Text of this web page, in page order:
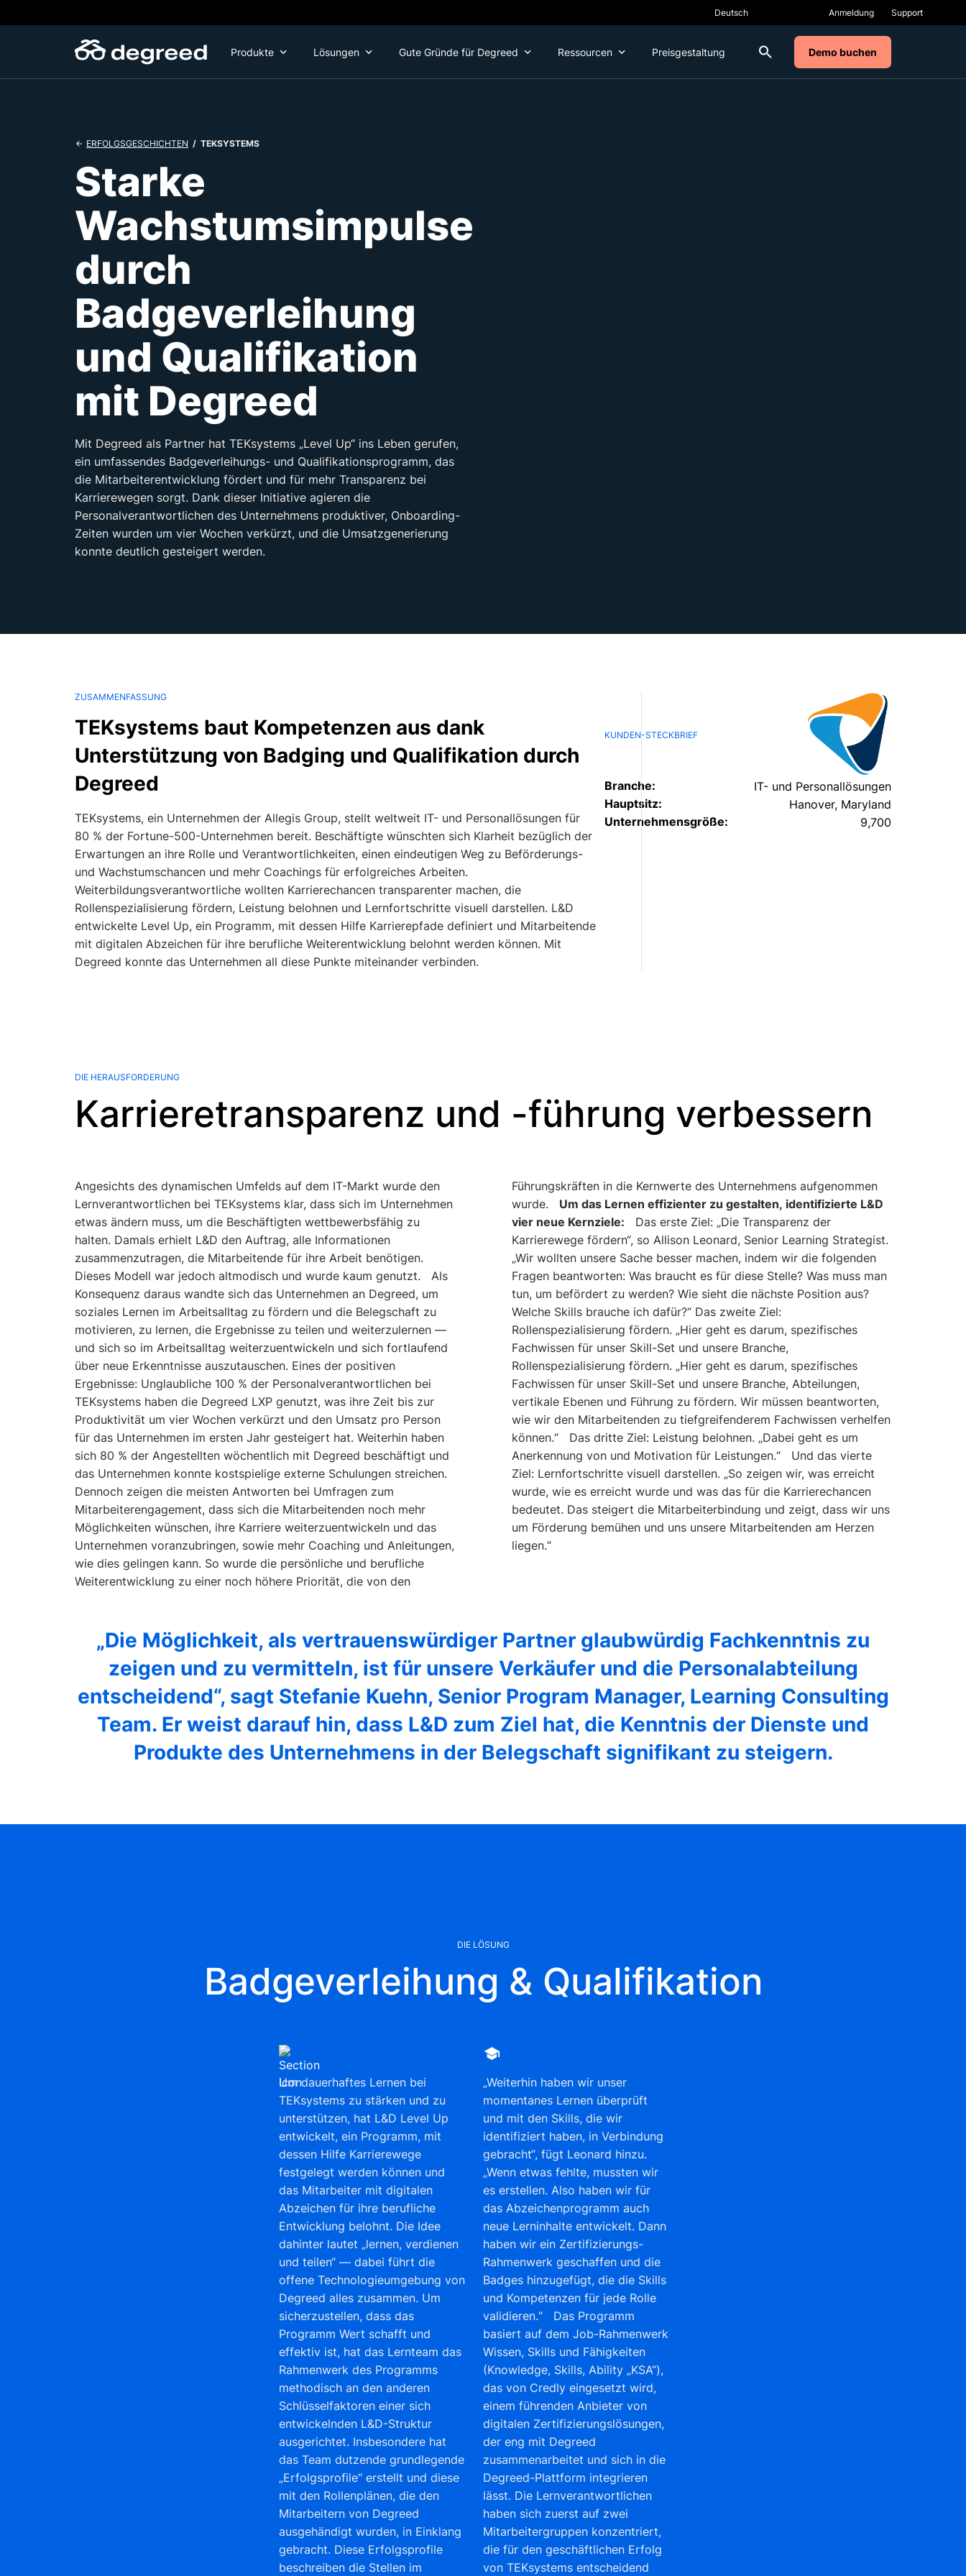
Inhalt
Anmeldung Support
Produkte Lösungen Gute Gründe für Degreed Ressourcen Preisgestaltung Demo buchen
ERFOLGSGESCHICHTEN / TEKSYSTEMS
Starke
Wachstumsimpulse
durch
Badgeverleihung
und Qualifikation
mit Degreed
Mit Degreed als Partner hat TEKsystems „Level Up“ ins Leben gerufen,
ein umfassendes Badgeverleihungs- und Qualifikationsprogramm, das
die Mitarbeiterentwicklung fördert und für mehr Transparenz bei
Karrierewegen sorgt. Dank dieser Initiative agieren die
Personalverantwortlichen des Unternehmens produktiver, Onboarding-
Zeiten wurden um vier Wochen verkürzt, und die Umsatzgenerierung
konnte deutlich gesteigert werden.
ZUSAMMENFASSUNG
TEKsystems baut Kompetenzen aus dank
Unterstützung von Badging und Qualifikation durch
Degreed
TEKsystems, ein Unternehmen der Allegis Group, stellt weltweit IT- und Personallösungen für
80 % der Fortune-500-Unternehmen bereit. Beschäftigte wünschten sich Klarheit bezüglich der
Erwartungen an ihre Rolle und Verantwortlichkeiten, einen eindeutigen Weg zu Beförderungs-
und Wachstumschancen und mehr Coachings für erfolgreiches Arbeiten.
Weiterbildungsverantwortliche wollten Karrierechancen transparenter machen, die
Rollenspezialisierung fördern, Leistung belohnen und Lernfortschritte visuell darstellen. L&D
entwickelte Level Up, ein Programm, mit dessen Hilfe Karrierepfade definiert und Mitarbeitende
mit digitalen Abzeichen für ihre berufliche Weiterentwicklung belohnt werden können. Mit
Degreed konnte das Unternehmen all diese Punkte miteinander verbinden.
KUNDEN-STECKBRIEF
Branche:
IT- und Personallösungen
Hauptsitz:
Hanover, Maryland
Unternehmensgröße:
9,700
DIE HERAUSFORDERUNG
Karrieretransparenz und -führung verbessern
Angesichts des dynamischen Umfelds auf dem IT-Markt wurde den
Lernverantwortlichen bei TEKsystems klar, dass sich im Unternehmen
etwas ändern muss, um die Beschäftigten wettbewerbsfähig zu
halten. Damals erhielt L&D den Auftrag, alle Informationen
zusammenzutragen, die Mitarbeitende für ihre Arbeit benötigen.
Dieses Modell war jedoch altmodisch und wurde kaum genutzt. Als
Konsequenz daraus wandte sich das Unternehmen an Degreed, um
soziales Lernen im Arbeitsalltag zu fördern und die Belegschaft zu
motivieren, zu lernen, die Ergebnisse zu teilen und weiterzulernen —
und sich so im Arbeitsalltag weiterzuentwickeln und sich fortlaufend
über neue Erkenntnisse auszutauschen. Eines der positiven
Ergebnisse: Unglaubliche 100 % der Personalverantwortlichen bei
TEKsystems haben die Degreed LXP genutzt, was ihre Zeit bis zur
Produktivität um vier Wochen verkürzt und den Umsatz pro Person
für das Unternehmen im ersten Jahr gesteigert hat. Weiterhin haben
sich 80 % der Angestellten wöchentlich mit Degreed beschäftigt und
das Unternehmen konnte kostspielige externe Schulungen streichen.
Dennoch zeigen die meisten Antworten bei Umfragen zum
Mitarbeiterengagement, dass sich die Mitarbeitenden noch mehr
Möglichkeiten wünschen, ihre Karriere weiterzuentwickeln und das
Unternehmen voranzubringen, sowie mehr Coaching und Anleitungen,
wie dies gelingen kann. So wurde die persönliche und berufliche
Weiterentwicklung zu einer noch höhere Priorität, die von den
Führungskräften in die Kernwerte des Unternehmens aufgenommen
wurde. Um das Lernen effizienter zu gestalten, identifizierte L&D
vier neue Kernziele: Das erste Ziel: „Die Transparenz der
Karrierewege fördern“, so Allison Leonard, Senior Learning Strategist.
„Wir wollten unsere Sache besser machen, indem wir die folgenden
Fragen beantworten: Was braucht es für diese Stelle? Was muss man
tun, um befördert zu werden? Wie sieht die nächste Position aus?
Welche Skills brauche ich dafür?“ Das zweite Ziel:
Rollenspezialisierung fördern. „Hier geht es darum, spezifisches
Fachwissen für unser Skill-Set und unsere Branche,
Rollenspezialisierung fördern. „Hier geht es darum, spezifisches
Fachwissen für unser Skill-Set und unsere Branche, Abteilungen,
vertikale Ebenen und Führung zu fördern. Wir müssen beantworten,
wie wir den Mitarbeitenden zu tiefgreifenderem Fachwissen verhelfen
können.“ Das dritte Ziel: Leistung belohnen. „Dabei geht es um
Anerkennung von und Motivation für Leistungen.“ Und das vierte
Ziel: Lernfortschritte visuell darstellen. „So zeigen wir, was erreicht
wurde, wie es erreicht wurde und was das für die Karrierechancen
bedeutet. Das steigert die Mitarbeiterbindung und zeigt, dass wir uns
um Förderung bemühen und uns unsere Mitarbeitenden am Herzen
liegen.“
„Die Möglichkeit, als vertrauenswürdiger Partner glaubwürdig Fachkenntnis zu
zeigen und zu vermitteln, ist für unsere Verkäufer und die Personalabteilung
entscheidend“, sagt Stefanie Kuehn, Senior Program Manager, Learning Consulting
Team. Er weist darauf hin, dass L&D zum Ziel hat, die Kenntnis der Dienste und
Produkte des Unternehmens in der Belegschaft signifikant zu steigern.
DIE LÖSUNG
Badgeverleihung & Qualifikation
Um dauerhaftes Lernen bei
TEKsystems zu stärken und zu
unterstützen, hat L&D Level Up
entwickelt, ein Programm, mit
dessen Hilfe Karrierewege
festgelegt werden können und
das Mitarbeiter mit digitalen
Abzeichen für ihre berufliche
Entwicklung belohnt. Die Idee
dahinter lautet „lernen, verdienen
und teilen“ — dabei führt die
offene Technologieumgebung von
Degreed alles zusammen. Um
sicherzustellen, dass das
Programm Wert schafft und
effektiv ist, hat das Lernteam das
Rahmenwerk des Programms
methodisch an den anderen
Schlüsselfaktoren einer sich
entwickelnden L&D-Struktur
ausgerichtet. Insbesondere hat
das Team dutzende grundlegende
„Erfolgsprofile“ erstellt und diese
mit den Rollenplänen, die den
Mitarbeitern von Degreed
ausgehändigt wurden, in Einklang
gebracht. Diese Erfolgsprofile
beschreiben die Stellen im
„Weiterhin haben wir unser
momentanes Lernen überprüft
und mit den Skills, die wir
identifiziert haben, in Verbindung
gebracht“, fügt Leonard hinzu.
„Wenn etwas fehlte, mussten wir
es erstellen. Also haben wir für
das Abzeichenprogramm auch
neue Lerninhalte entwickelt. Dann
haben wir ein Zertifizierungs-
Rahmenwerk geschaffen und die
Badges hinzugefügt, die die Skills
und Kompetenzen für jede Rolle
validieren.“ Das Programm
basiert auf dem Job-Rahmenwerk
Wissen, Skills und Fähigkeiten
(Knowledge, Skills, Ability „KSA“),
das von Credly eingesetzt wird,
einem führenden Anbieter von
digitalen Zertifizierungslösungen,
der eng mit Degreed
zusammenarbeitet und sich in die
Degreed-Plattform integrieren
lässt. Die Lernverantwortlichen
haben sich zuerst auf zwei
Mitarbeitergruppen konzentriert,
die für den geschäftlichen Erfolg
von TEKsystems entscheidend